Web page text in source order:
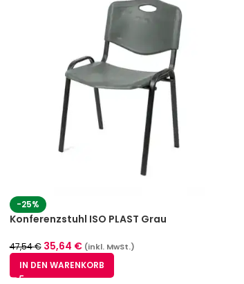
-25%
Konferenzstuhl ISO PLAST Grau
47,54€ 35,64 € (inkl. MwSt.)
IN DEN WARENKORB